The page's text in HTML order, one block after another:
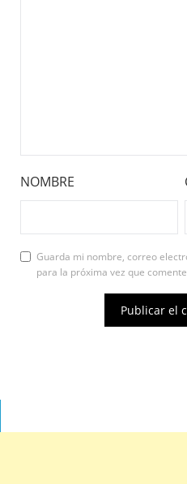
NOMBRE
Guarda mi nombre, correo
para la próxima vez que